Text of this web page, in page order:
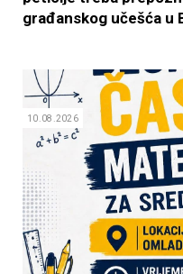
građanskog učešća u
10.08.2026